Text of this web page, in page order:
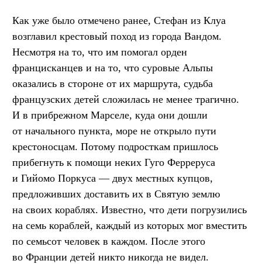
Как уже было отмечено ранее, Стефан из Клуа
возглавил крестовый поход из города Вандом.
Несмотря на то, что им помогал орден
францисканцев и на то, что суровые Альпы
оказались в стороне от их маршрута, судьба
французских детей сложилась не менее трагично.
И в прибрежном Марселе, куда они дошли
от начального пункта, море не открыло пути
крестоносцам. Потому подросткам пришлось
прибегнуть к помощи неких Гуго Ферреруса
и Гийомо Поркуса — двух местных купцов,
предложивших доставить их в Святую землю
на своих кораблях. Известно, что дети погрузились
на семь кораблей, каждый из которых мог вместить
по семьсот человек в каждом. После этого
во Франции детей никто никогда не видел.